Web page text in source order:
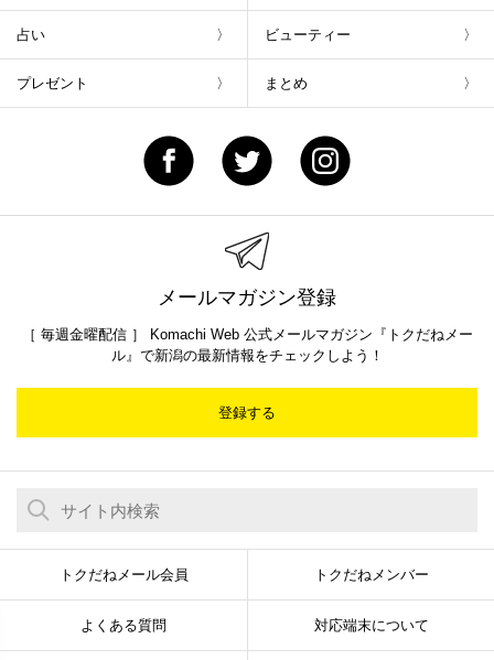
占い ビューティー
プレゼント まとめ
メールマガジン登録
［ 毎週金曜配信 ］ Komachi Web 公式メールマガジン『トクだねメー
ル』で新潟の最新情報をチェックしよう！
登録する
トクだねメール会員 トクだねメンバー
よくある質問 対応端末について